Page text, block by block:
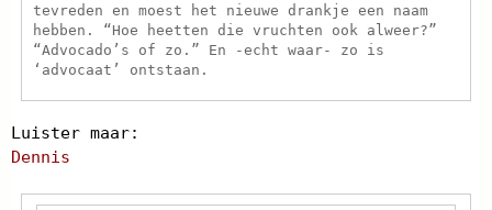
tevreden en moest het nieuwe drankje een naam
hebben. “Hoe heetten die vruchten ook alweer?”
“Advocado’s of zo.” En -echt waar- zo is
‘advocaat’ ontstaan.
Luister maar:
Dennis